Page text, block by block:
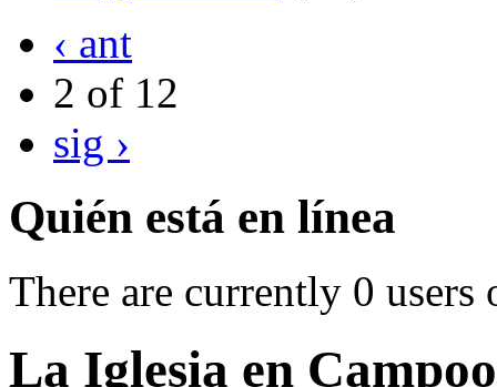
‹ ant
2 of 12
sig ›
Quién está en línea
There are currently 0 users
La Iglesia en